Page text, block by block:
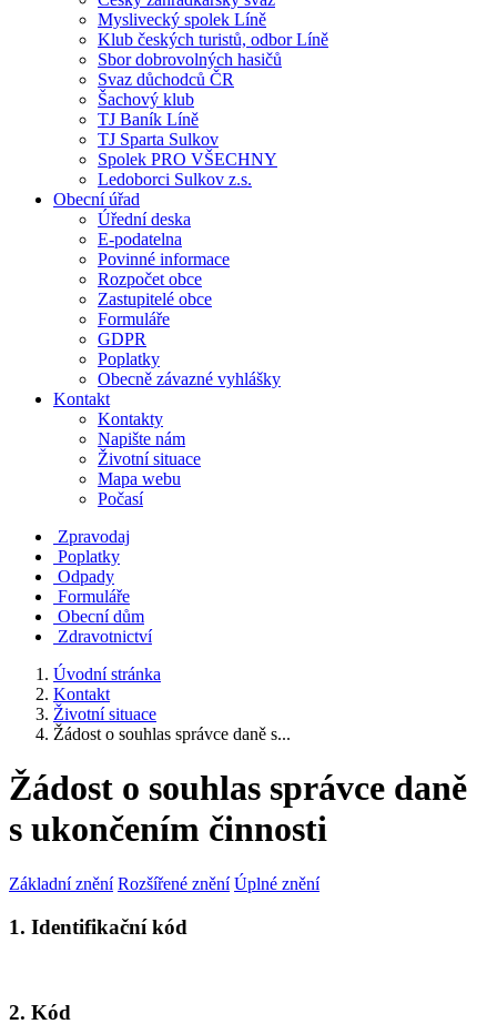
Myslivecký spolek Líně
Klub českých turistů, odbor Líně
Sbor dobrovolných hasičů
Svaz důchodců ČR
Šachový klub
TJ Baník Líně
TJ Sparta Sulkov
Spolek PRO VŠECHNY
Ledoborci Sulkov z.s.
Obecní úřad
Úřední deska
E-podatelna
Povinné informace
Rozpočet obce
Zastupitelé obce
Formuláře
GDPR
Poplatky
Obecně závazné vyhlášky
Kontakt
Kontakty
Napište nám
Životní situace
Mapa webu
Počasí
Zpravodaj
Poplatky
Odpady
Formuláře
Obecní dům
Zdravotnictví
Úvodní stránka
Kontakt
Životní situace
Žádost o souhlas správce daně s...
Žádost o souhlas správce daně
s ukončením činnosti
Základní znění Rozšířené znění Úplné znění
1. Identifikační kód
2. Kód